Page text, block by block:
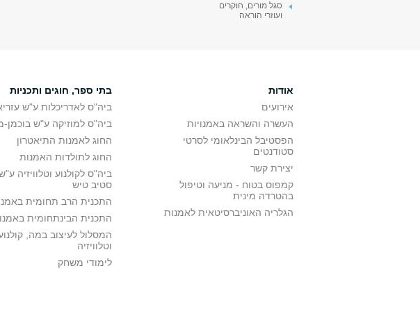
סגל מורים, חוקרים
ועוזרי הוראה
אודות
אירועים
העשרה והשראה באמנויות
הפסטיבל הבינלאומי לסרטי
סטודנטים
יצירת קשר
קמפוס בטוח - מניעה וטיפול
בהטרדה מינית
הגלריה האוניברסיטאית לאמנות
בתי ספר, חוגים ותכניות
ביה"ס לאדריכלות ע"ש
ביה"ס למוזיקה ע"ש
החוג לאמנות התיאטרון
החוג לתולדות האמנות
ביה"ס לקולנוע וטלוויזיה
סטיב טיש
התכנית הרב תחומית
התכנית הבינתחומית
המסלול לעיצוב במה,
וטלוויזיה
לימודי משחק